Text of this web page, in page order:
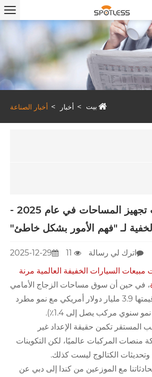
بيت أخبار أخبار الصناعة
فوضى بيانات تجهيز المساحات في عام 2025 -
الخفية لـ "فهم الأمور بشكل خاطئ"
2025-12-29
اترك لي رسالة
السيارات الخفيفة العالمية مرنة
، في حين أن سوق مساحات الزجاج الأمامي
يعمل كصناعة تبلغ قيمتها 3.9 مليار دولار أمريكي مع نمو مطرد
سنوي مركب يصل إلى 1.4٪).
المستقر تكمن حقيقة الإعداد غير
منصات المركبات عالميًا، لكن التكوينات
وتحديثات الكتالوج ليست كذلك.
مع الموزعين من كندا إلى دبي عن